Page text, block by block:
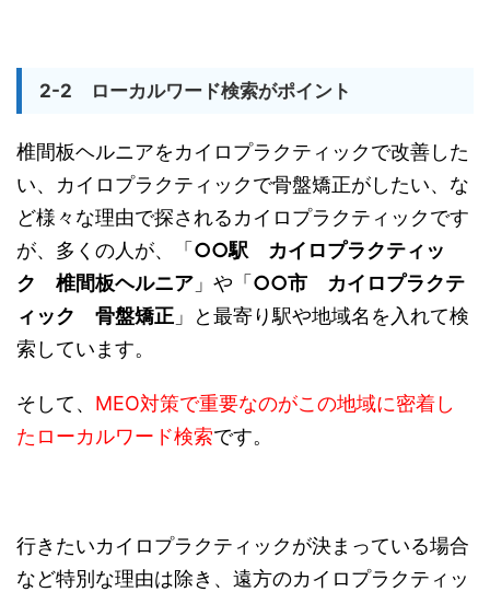
2-2 ローカルワード検索がポイント
椎間板ヘルニアをカイロプラクティックで改善した
い、カイロプラクティックで骨盤矯正がしたい、な
ど様々な理由で探されるカイロプラクティックです
が、多くの人が、「 ○○駅 カイロプラクティッ
ク 椎間板ヘルニア 」や「 ○○市 カイロプラクテ
ィック 骨盤矯正 」と最寄り駅や地域名を入れて検
索しています。
そして、 MEO対策で重要なのがこの地域に密着し
たローカルワード検索です。
行きたいカイロプラクティックが決まっている場合
など特別な理由は除き、遠方のカイロプラクティッ